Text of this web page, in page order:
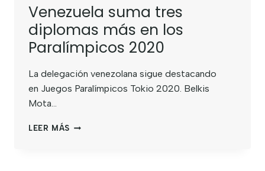
Venezuela suma tres
diplomas más en los
Paralímpicos 2020
La delegación venezolana sigue destacando
en Juegos Paralímpicos Tokio 2020. Belkis
Mota…
LEER MÁS